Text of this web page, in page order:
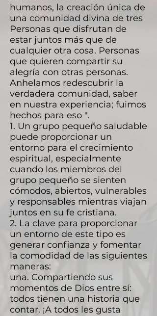
humanos, la creación única de
una comunidad divina de tres
Personas que disfrutan de
estar juntos más que de
cualquier otra cosa. Personas
que quieren compartir su
alegría con otras personas.
Anhelamos redescubrir la
verdadera comunidad, saber
en nuestra experiencia; fuimos
hechos para eso ".
1. Un grupo pequeño saludable
puede proporcionar un
entorno para el crecimiento
espiritual, especialmente
cuando los miembros del
grupo pequeño se sienten
cómodos, abiertos, vulnerables
y responsables mientras viajan
juntos en su fe cristiana.
2. La clave para proporcionar
un entorno de este tipo es
generar confianza y fomentar
la comodidad de las siguientes
maneras:
una. Compartiendo sus
momentos de Dios entre sí:
todos tienen una historia que
contar. ¡A todos les gusta